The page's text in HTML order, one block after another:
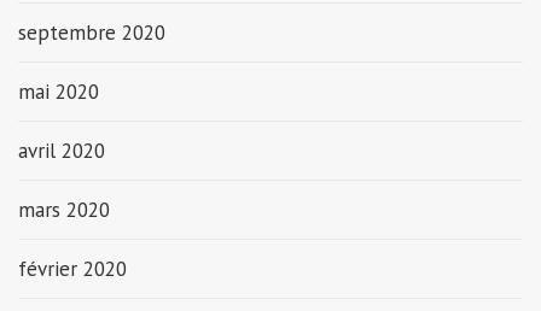
septembre 2020
mai 2020
avril 2020
mars 2020
février 2020